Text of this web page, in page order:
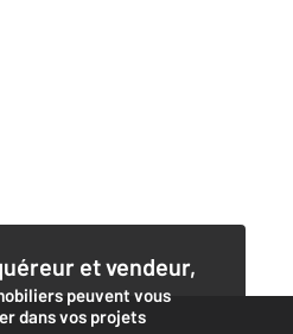
et vendeur,
peuvent vous
dans vos projets